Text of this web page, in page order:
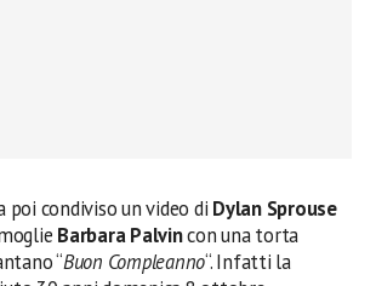
poi condiviso un video di Dylan Sprouse
Barbara Palvincon una torta
“Buon Compleanno“. Infatti la